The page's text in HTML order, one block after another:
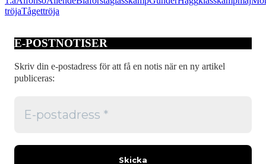
t-
tröjaTågettröja
E-POSTNOTISER
Skriv din e-postadress för att få en notis när en ny artikel
publiceras: